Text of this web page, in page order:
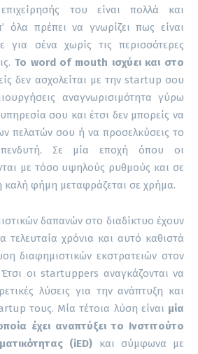
του είναι πολλά και
όλα πρέπει να γνωρίζει πως είναι
για σένα χωρίς τις περισσότερες
Το word of mouth ισχύει και στο
δεν ασχολείται με την startup σου
αναγνωρισιμότητα γύρω
σου και έτσι δεν μπορείς να
πελατών σου ή να προσελκύσεις το
Σε μία εποχή όπου οι
με τόσο υψηλούς ρυθμούς και σε
καλή φήμη μεταφράζεται σε χρήμα.
δαπανών στο διαδίκτυο έχουν
τελευταία χρόνια και αυτό καθιστά
διαφημιστικών εκστρατειών στον
οι startuppers αναγκάζονται να
λύσεις για την ανάπτυξη και
τους. Μία τέτοια λύση είναι μία
έχει αναπτύξει το Ινστιτούτο
(iED) και σύμφωνα με